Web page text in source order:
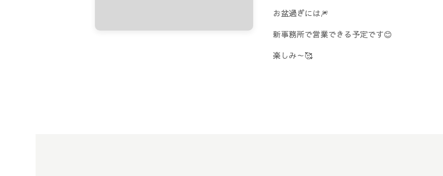
お盆過ぎには🎆
新事務所で営業できる予定です😊
楽しみ～🥰